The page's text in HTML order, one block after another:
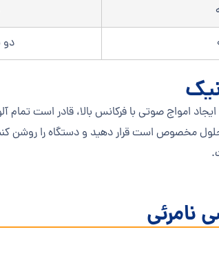
دو
امواج صوتی با فرکانس بالا، قادر است
نامرئی